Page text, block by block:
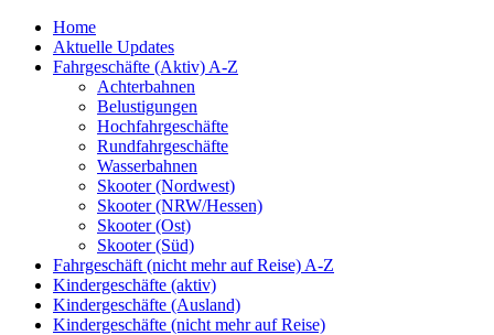
Home
Aktuelle Updates
Fahrgeschäfte (Aktiv) A-Z
Achterbahnen
Belustigungen
Hochfahrgeschäfte
Rundfahrgeschäfte
Wasserbahnen
Skooter (Nordwest)
Skooter (NRW/Hessen)
Skooter (Ost)
Skooter (Süd)
Fahrgeschäft (nicht mehr auf Reise) A-Z
Kindergeschäfte (aktiv)
Kindergeschäfte (Ausland)
Kindergeschäfte (nicht mehr auf Reise)